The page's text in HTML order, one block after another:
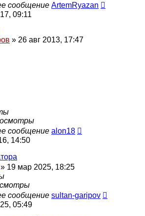
сообщение ArtemRyazan
09:11
» 26 авг 2013, 17:47
сообщение alon18
14:50
» 19 мар 2025, 18:25
сообщение sultan-garipov
05:49